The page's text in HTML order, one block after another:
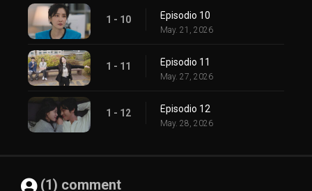
1 - 10 Episodio 10
May. 21, 2026
1 - 11 Episodio 11
May. 27, 2026
1 - 12 Episodio 12
May. 28, 2026
(1) comment